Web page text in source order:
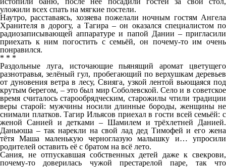
уложили всех спать на мягкие постели.
Наутро, расставаясь, хозяева пожелали ночным гостям Ангела
Хранителя в дорогу, а Тагира – он оказался специалистом по
радиозаписывающей аппаратуре и папой Дании – пригласили
приехать к ним погостить с семьёй, он почему-то им очень
понравился.
* * *
Раздольные луга, источающие пьянящий аромат цветущего
разнотравья, зелёный гул, пробегающий по верхушкам деревьев
от дуновения ветра в лесу, Свияга, узкой лентой вьющаяся под
крутым берегом, – это был мир Соболевской. Село и в советское
время считалось старообрядческим, старожилы чтили традиции
веры старой: мужчины носили длинные бороды, женщины не
снимали платков. Тагир Ильясов приехал в гости всей семьёй: с
женой Санией и детками – Шамилем и трёхлетней Данией.
Даньюша – так нарекли на свой лад дед Тимофей и его жена
тётя Маша маленькую черноглазую малышку и… упросили
родителей оставить её с братом на всё лето.
Сания, не отпускавшая собственных детей даже к свекрови,
почему-то доверилась чужой престарелой паре, так что